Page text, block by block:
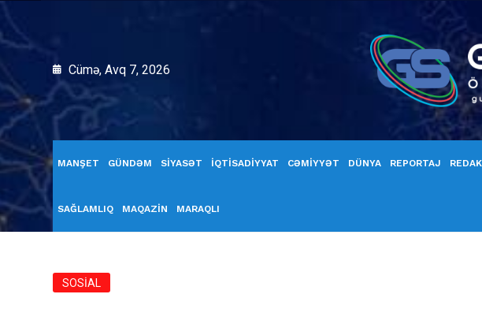
Cümə, Avq 7, 2026
MANŞET GÜNDƏM SİYASƏT İQTİSADİYYAT CƏMİYYƏT DÜNYA REPORTAJ
SAĞLAMLIQ MAQAZİN MARAQLI
SOSİAL